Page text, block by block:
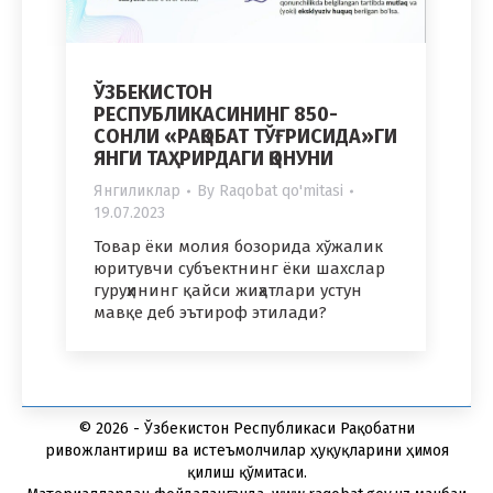
ЎЗБEКИСТОН
РEСПУБЛИКАСИНИНГ 850-
СОНЛИ «РАҚОБАТ ТЎҒРИСИДА»ГИ
ЯНГИ ТАҲРИРДАГИ ҚОНУНИ
Янгиликлар By Raqobat qo'mitasi
19.07.2023
Товар ёки молия бозорида хўжалик
юритувчи субъектнинг ёки шахслар
гуруҳининг қайси жиҳатлари устун
мавқе деб эътироф этилади?
© 2026 - Ўзбекистон Республикаси Рақобатни
ривожлантириш ва истеъмолчилар ҳуқуқларини ҳимоя
қилиш қўмитаси.